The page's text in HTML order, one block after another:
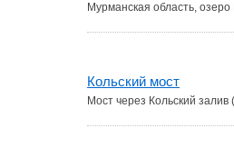
Мурманская область,
Кольский мост
Мост через Кольский